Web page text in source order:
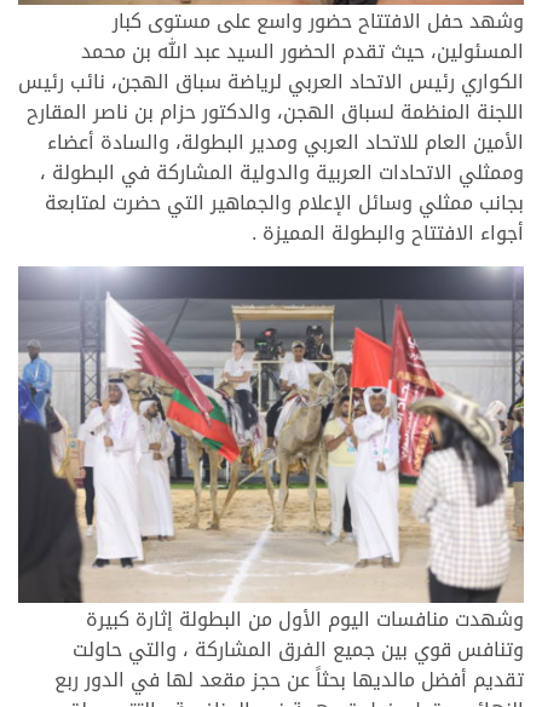
وشهد حفل الافتتاح حضور واسع على مستوى كبار
المسئولين، حيث تقدم الحضور السيد عبد الله بن محمد
الكواري رئيس الاتحاد العربي لرياضة سباق الهجن، نائب رئيس
اللجنة المنظمة لسباق الهجن، والدكتور حزام بن ناصر المقارح
الأمين العام للاتحاد العربي ومدير البطولة، والسادة أعضاء
وممثلي الاتحادات العربية والدولية المشاركة في البطولة ،
بجانب ممثلي وسائل الإعلام والجماهير التي حضرت لمتابعة
أجواء الافتتاح والبطولة المميزة .
وشهدت منافسات اليوم الأول من البطولة إثارة كبيرة
وتنافس قوي بين جميع الفرق المشاركة ، والتي حاولت
تقديم أفضل مالديها بحثاً عن حجز مقعد لها في الدور ربع